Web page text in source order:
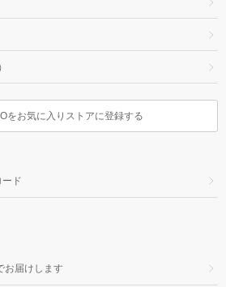
をお気に入りストアに登録する
ード
お届けします